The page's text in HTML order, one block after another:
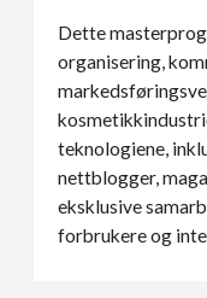
Dette
organisering,
teknologiene,
nettblogger,
eksklusive
forbrukere og